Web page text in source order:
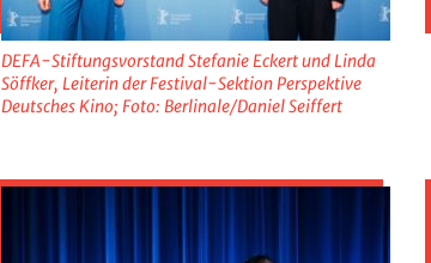
DEFA-Stiftungsvorstand Stefanie Eckert und Linda
Söffker, Leiterin der Festival-Sektion Perspektive
Deutsches Kino; Foto: Berlinale/Daniel Seiffert